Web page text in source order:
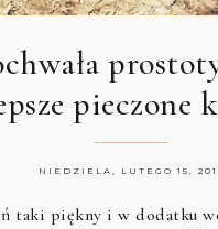
pieczone
NIEDZIELA, LUTEGO 15,
taki piękny i w dodatku